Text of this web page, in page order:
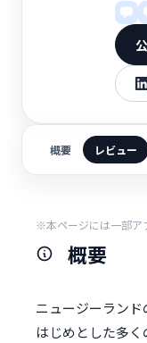
概要 レビュー
※本ページには一部ア
概要
ニュージーラン
はじめとした多